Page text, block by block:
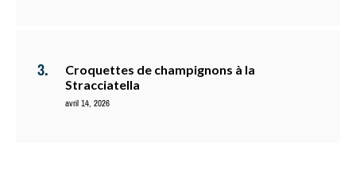
Croquettes de champignons à la
Stracciatella
avril 14, 2026